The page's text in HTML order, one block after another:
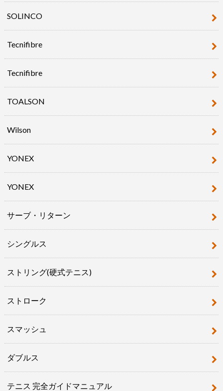
SOLINCO
Tecnifibre
Tecnifibre
TOALSON
Wilson
YONEX
YONEX
サーブ・リターン
シングルス
ストリング(硬式テニス)
ストローク
スマッシュ
ダブルス
テニス 完全ガイドマニュアル